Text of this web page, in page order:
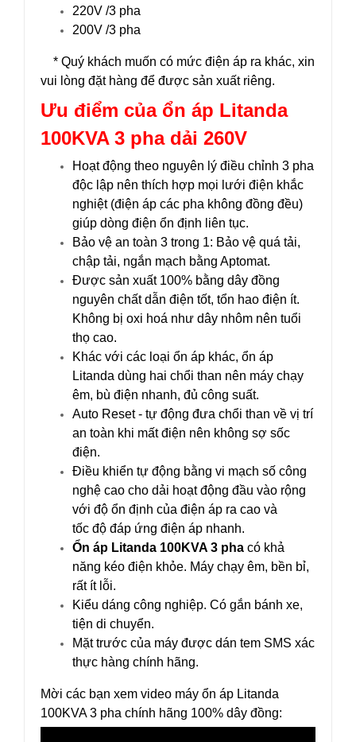
220V /3 pha
200V /3 pha
* Quý khách muốn có mức điện áp ra khác, xin
vui lòng đặt hàng để được sản xuất riêng.
Ưu điểm của ổn áp Litanda
100KVA3 pha dải 260V
Hoạt động theo nguyên lý điều chỉnh 3 pha
độc lập nên thích hợp mọi lưới điện khắc
nghiệt (điện áp các pha không đồng đều)
giúp dòng điện ổn định liên tục.
Bảo vệ an toàn 3 trong 1: Bảo vệ quá tải,
chập tải, ngắn mạch bằng Aptomat.
Được sản xuất 100% bằng dây đồng
nguyên chất dẫn điện tốt, tổn hao điện ít.
Không bị oxi hoá như dây nhôm nên tuổi
thọ cao.
Khác với các loại ổn áp khác, ổn áp
Litanda dùng hai chổi than nên máy chạy
êm, bù điện nhanh, đủ công suất.
Auto Reset - tự động đưa chổi than về vị trí
an toàn khi mất điện nên không sợ sốc
điện.
Điều khiển tự động bằng vi mạch số công
nghệ cao cho dải hoạt động đầu vào rộng
với độ ổn định của điện áp ra cao và
tốc độ đáp ứng điện áp nhanh.
Ổn áp Litanda 100KVA 3 pha có khả
năng kéo điện khỏe. Máy chạy êm, bền bỉ,
rất ít lỗi.
Kiểu dáng công nghiệp. Có gắn bánh xe,
tiện di chuyển.
Mặt trước của máy được dán tem SMS xác
thực hàng chính hãng.
Mời các bạn xem video máy ổn áp Litanda
100KVA 3 pha chính hãng 100% dây đồng: